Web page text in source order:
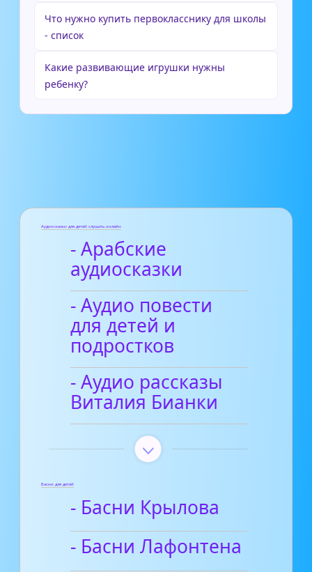
Что нужно купить первокласснику для школы
- список
Какие развивающие игрушки нужны
ребенку?
Аудиосказки для детей слушать онлайн
- Арабские
аудиосказки
- Аудио повести
для детей и
подростков
- Аудио рассказы
Виталия Бианки
Басни для детей
- Басни Крылова
- Басни Лафонтена